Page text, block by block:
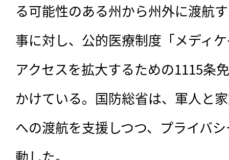
る可能性のある州から州外に渡航
事に対し、公的医療制度「メディ
アクセスを拡大するための1115条
かけている。国防総省は、軍人と
への渡航を支援しつつ、プライバ
動した。